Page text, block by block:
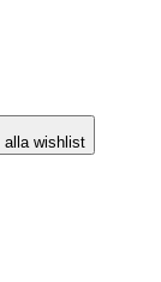
alla wishlist